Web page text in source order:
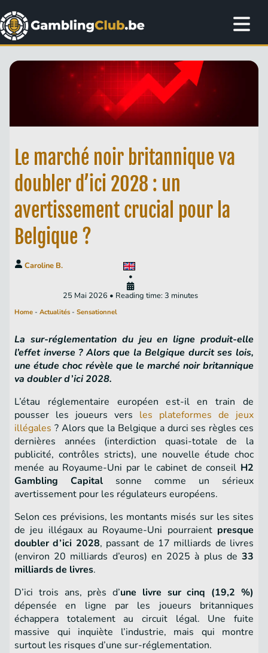
Le marché noir britannique va
doubler d’ici 2028 : un
avertissement crucial pour la
Belgique ?
Caroline B.
•
25 Mai 2026 • Reading time: 3 minutes
Home - Actualités - Sensationnel
La sur-réglementation du jeu en ligne produit-elle
l’effet inverse ? Alors que la Belgique durcit ses lois,
une étude choc révèle que le marché noir britannique
va doubler d’ici 2028.
L’étau réglementaire européen est-il en train de
pousser les joueurs vers les plateformes de jeux
illégales ? Alors que la Belgique a durci ses règles ces
dernières années (interdiction quasi-totale de la
publicité, contrôles stricts), une nouvelle étude choc
menée au Royaume-Uni par le cabinet de conseil H2
Gambling Capital sonne comme un sérieux
avertissement pour les régulateurs européens.
Selon ces prévisions, les montants misés sur les sites
de jeu illégaux au Royaume-Uni pourraient presque
doubler d’ici 2028, passant de 17 milliards de livres
(environ 20 milliards d’euros) en 2025 à plus de 33
milliards de livres.
D’ici trois ans, près d’une livre sur cinq (19,2 %)
dépensée en ligne par les joueurs britanniques
échappera totalement au circuit légal. Une fuite
massive qui inquiète l’industrie, mais qui montre
surtout les risques d’une sur-réglementation.